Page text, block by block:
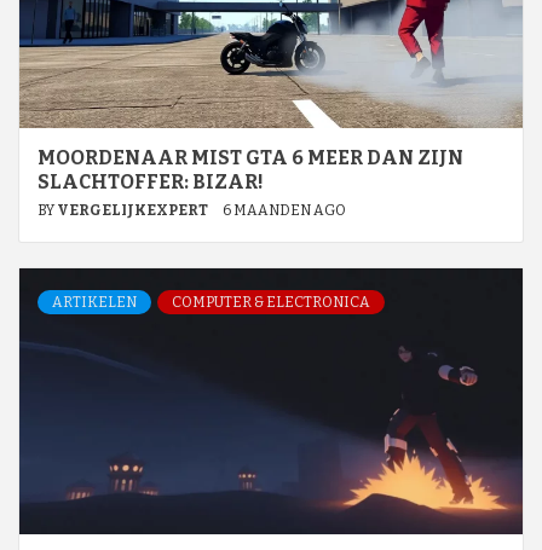
MOORDENAAR MIST GTA 6 MEER DAN ZIJN
SLACHTOFFER: BIZAR!
BY VERGELIJKEXPERT 6 MAANDEN AGO
ARTIKELEN COMPUTER & ELECTRONICA